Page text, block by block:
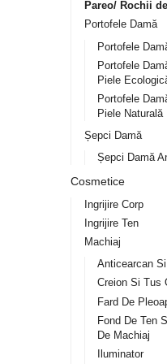
Pareo/ Rochii
Portofele Damă
Portofele
Portofele
Piele
Portofele
Piele Naturală
Șepci Damă
Șepci Damă
Cosmetice
Ingrijire Corp
Ingrijire Ten
Machiaj
Anticearcan
Creion Si Tus
Fard De
Fond De Ten
De Machiaj
Iluminator